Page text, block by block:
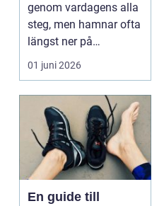
genom vardagens alla
steg, men hamnar ofta
längst ner på
prioriteringslistan.
Mån...
01 juni 2026
En guide till